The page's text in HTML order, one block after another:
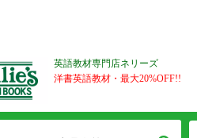
英語教材専門店ネリーズ
洋書英語教材・最大20%OFF!!